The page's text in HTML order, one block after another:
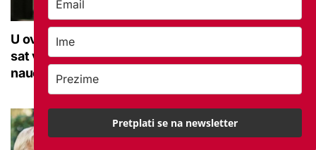
U ovoj optici rade najdetaljniji pregled vida, traje
sat vremena: Bila sam na njemu, evo što me
naučio
Pretplati se na newsletter